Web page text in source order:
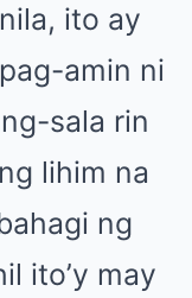
ito ay
amin ni
sala rin
lihim na
ng
ito’y may